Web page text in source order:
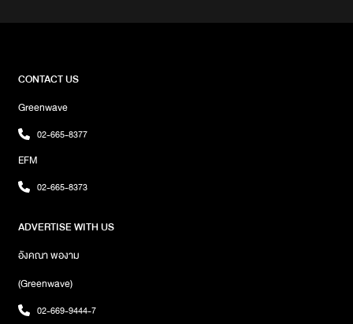
CONTACT US
Greenwave
02-665-8377
EFM
02-665-8373
ADVERTISE WITH US
อังคณา พองาม
(Greenwave)
02-669-9444-7